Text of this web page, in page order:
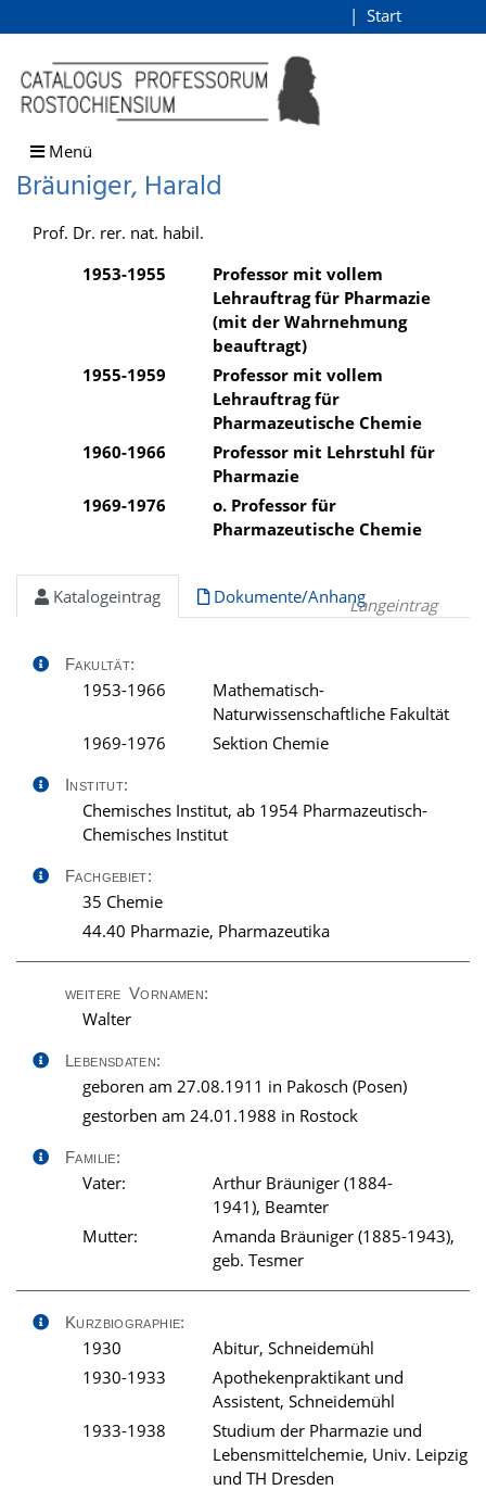
Bräuniger, Harald
direkt zum Inhalt
Start
Menü
Bräuniger, Harald
Prof. Dr. rer. nat. habil.
1953-1955
Professor mit vollem
Lehrauftrag für Pharmazie
(mit der Wahrnehmung
beauftragt)
1955-1959
Professor mit vollem
Lehrauftrag für
Pharmazeutische Chemie
1960-1966
Professor mit Lehrstuhl für
Pharmazie
1969-1976
o. Professor für
Pharmazeutische Chemie
Katalogeintrag Dokumente/AnhangLangeintrag
Fakultät:
1953-1966
Mathematisch-
Naturwissenschaftliche Fakultät
1969-1976
Sektion Chemie
Institut:
Chemisches Institut, ab 1954 Pharmazeutisch-
Chemisches Institut
Fachgebiet:
35 Chemie
44.40 Pharmazie, Pharmazeutika
weitere Vornamen:
Walter
Lebensdaten:
geboren am 27.08.1911 in Pakosch (Posen)
gestorben am 24.01.1988 in Rostock
Familie:
Vater:
Arthur Bräuniger (1884-
1941), Beamter
Mutter:
Amanda Bräuniger (1885-1943),
geb. Tesmer
Kurzbiographie:
1930
Abitur, Schneidemühl
1930-1933
Apothekenpraktikant und
Assistent, Schneidemühl
1933-1938
Studium der Pharmazie und
Lebensmittelchemie, Univ. Leipzig
und TH Dresden